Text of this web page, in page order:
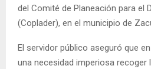
del Comité de Planeación para el
(Coplader), en el municipio de
El servidor público aseguró que
una necesidad imperiosa recoger